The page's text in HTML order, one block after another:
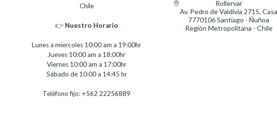
Chile
👉 Nuestro Horario⁣⁣
Lunes a miercoles 10:00 am a 19:00hr
Jueves 10:00 am a 18:00hr
Viernes 10:00 am a 17:00hr
Sábado de 10:00 a 14:45 hr
Teléfono fijo: +562 22256889
Rollervar
Av. Pedro de Valdivia 2715, Casa
7770106 Santiago - Ñuñoa
Región Metropolitana - Chile